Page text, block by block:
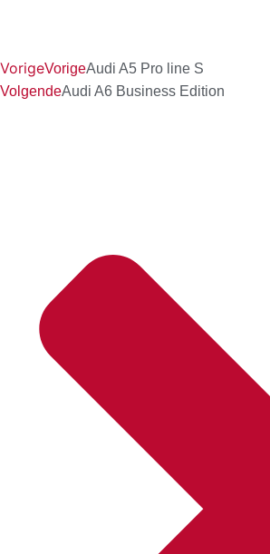
VorigeVorigeAudi A5 Pro line S
VolgendeAudi A6 Business Edition